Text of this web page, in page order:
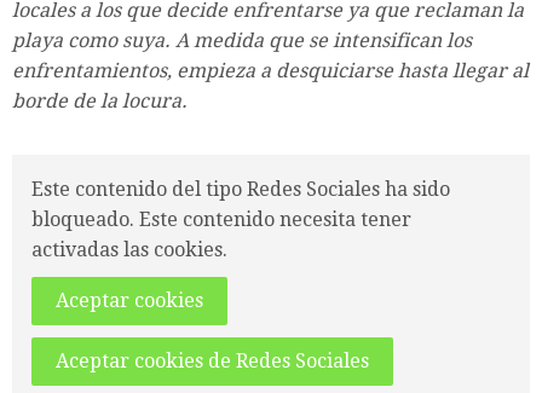
locales a los que decide enfrentarse ya que reclaman la
playa como suya. A medida que se intensifican los
enfrentamientos, empieza a desquiciarse hasta llegar al
borde de la locura.
Este contenido del tipo Redes Sociales ha sido
bloqueado. Este contenido necesita tener
activadas las cookies.
Aceptar cookies
Aceptar cookies de Redes Sociales